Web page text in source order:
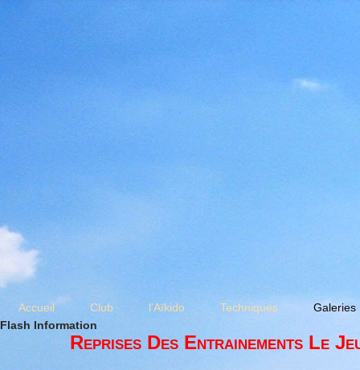
Accueil Club l'Aïkido Techniques
Galeries
Flash Information
Reprises Des Entrainements Le